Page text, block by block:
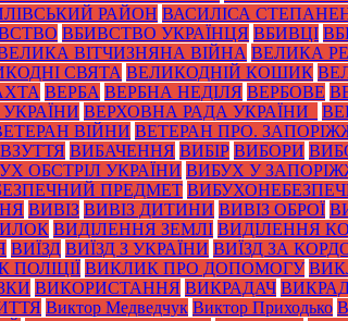
РАЙОН ВАСИЛІСА
ВБИВСТВО УКРАЇНЦЯ ВБИВЦІ
ВІТЧИЗНЯНА ВІЙНА ВЕЛИКА
СВЯТА ВЕЛИКОДНІЙ КОШИК
ВЕРБА ВЕРБНА НЕДІЛЯ ВЕРБОВЕ
ВЕРХОВНА РАДА УКРАЇНИ_
ВІЙНИ ВЕТЕРАН ПРО.
ВЗУТТЯ ВИБАЧЕННЯ ВИБІР ВИБОРИ
ОБСТРІЛ УКРАЇНИ ВИБУХ У
ПРЕДМЕТ
ВИВІЗ ВИВІЗ ДИТИНИ ВИВІЗ ОБРОЇ
ВИДІЛЕННЯ ЗЕМЛІ ВИДІЛЕННЯ
ВИЇЗД ВИЇЗД З УКРАЇНИ ВИЇЗД ЗА
ПОЛІЦІЇ ВИКЛИК ПРО ДОПОМОГУ
ВИКОРИСТАННЯ ВИКРАДАЧ
Виктор Медведчук Виктор Приходько